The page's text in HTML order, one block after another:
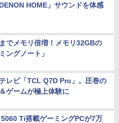
HOME」サウンドを体感
でメモリ倍増！メモリ32GBの
ングノート」
レビ「TCL Q7D Pro」。圧巻の
ゲームが極上体験に
Ti搭載ゲーミングPCが7万